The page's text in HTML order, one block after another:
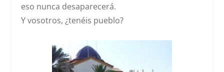
eso nunca desaparecerá.
Y vosotros,¿tenéis pueblo?